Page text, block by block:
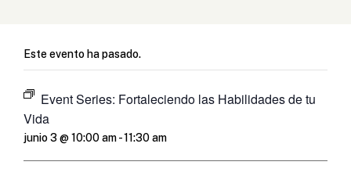
Este evento ha pasado.
Event Series: Fortaleciendo las Habilidades de tu
Vida
junio 3 @ 10:00 am-11:30 am